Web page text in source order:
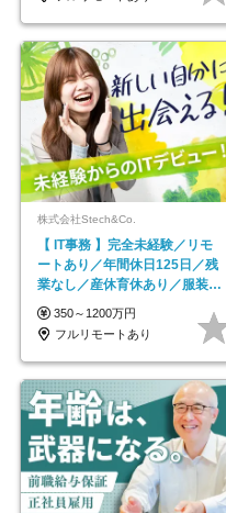
株式会社Stech&Co.
【 IT事務 】完全未経験／リモ
ートあり／年間休日125日／残
業なし／産休育休あり／服装・
髪型自由／毎年昇給
350～1200万円
フルリモートあり